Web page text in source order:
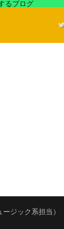
るブログ
ジック系担当）